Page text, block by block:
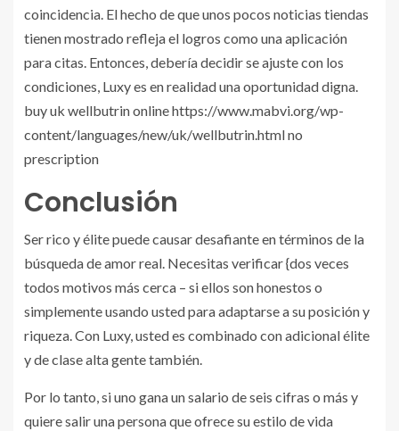
coincidencia. El hecho de que unos pocos noticias tiendas
tienen mostrado refleja el logros como una aplicación
para citas. Entonces, debería decidir se ajuste con los
condiciones, Luxy es en realidad una oportunidad digna.
buy uk wellbutrin online https://www.mabvi.org/wp-
content/languages/new/uk/wellbutrin.html no
prescription
Conclusión
Ser rico y élite puede causar desafiante en términos de la
búsqueda de amor real. Necesitas verificar {dos veces
todos motivos más cerca – si ellos son honestos o
simplemente usando usted para adaptarse a su posición y
riqueza. Con Luxy, usted es combinado con adicional élite
y de clase alta gente también.
Por lo tanto, si uno gana un salario de seis cifras o más y
quiere salir una persona que ofrece su estilo de vida